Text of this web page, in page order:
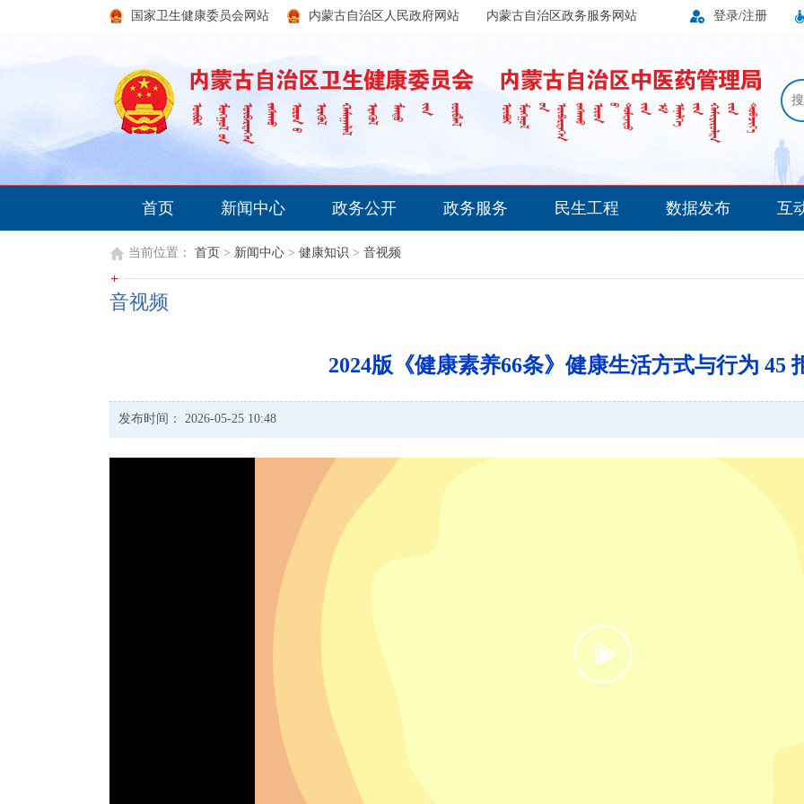
国家卫生健康委员会网站 内蒙古自治区人民政府网站 内蒙古自治区政务服务网站 登录/注册
首页 新闻中心 政务公开 政务服务 民生工程 数据发布 互
当前位置： 首页 > 新闻中心 > 健康知识 > 音视频
音视频
2024版《健康素养66条》健康生活方式与行为 45
发布时间： 2026-05-25 10:48